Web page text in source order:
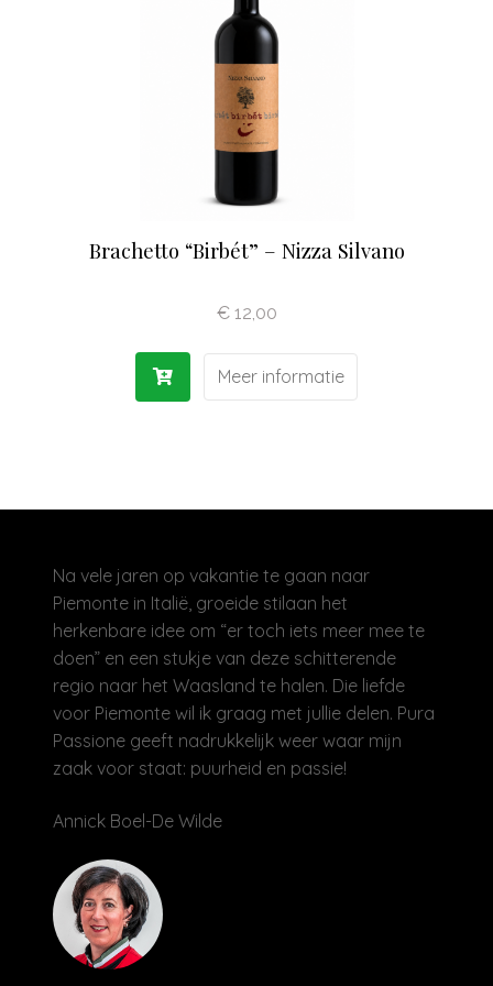
Brachetto “Birbét” – Nizza Silvano
€12,00
Meer informatie
Na vele jaren op vakantie te gaan naar
Piemonte in Italië, groeide stilaan het
herkenbare idee om “er toch iets meer mee te
doen” en een stukje van deze schitterende
regio naar het Waasland te halen. Die liefde
voor Piemonte wil ik graag met jullie delen. Pura
Passione geeft nadrukkelijk weer waar mijn
zaak voor staat: puurheid en passie!
Annick Boel-De Wilde